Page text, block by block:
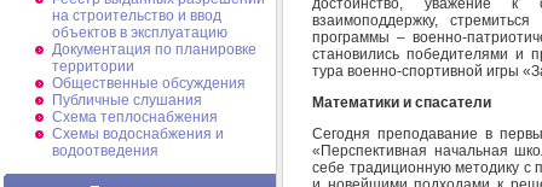
на строительство и ввод
объектов в эксплуатацию
Документация по планировке
территории
Общественные обсуждения
Публичные слушания
Схема теплоснабжения
Схемы водоснабжения и
водоотведения
достоинство, уважение к
взаимоподдержку,
программы – военно-
становились победителями и
тура военно-спортивной игры
Математики и спасатели
Сегодня преподавание в
«Перспективная начальная
себе традиционную методику с